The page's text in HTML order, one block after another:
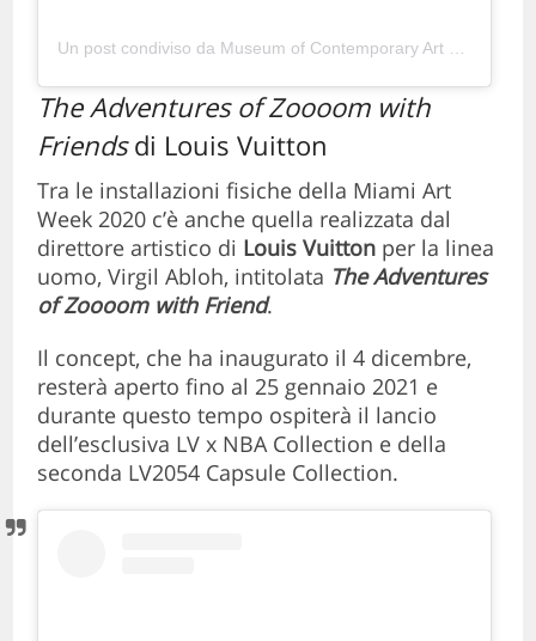
Un post condiviso da Museum of Contemporary Art (@mocanomi)
The Adventures of Zoooom with
Friendsdi Louis Vuitton
Tra le installazioni fisiche della Miami Art
Week 2020 c’è anche quella realizzata dal
direttore artistico di Louis Vuitton per la linea
uomo, Virgil Abloh, intitolata The Adventures
of Zoooom with Friend.
Il concept, che ha inaugurato il 4 dicembre,
resterà aperto fino al 25 gennaio 2021 e
durante questo tempo ospiterà il lancio
dell’esclusiva LV x NBA Collection e della
seconda LV2054 Capsule Collection.